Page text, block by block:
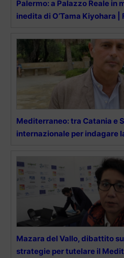
Palermo: a Palazzo Reale in
inedita di O’Tama Kiyohara |
Mediterraneo: tra Catania e
internazionale per indagare
Mazara del Vallo, dibattito
strategie per tutelare il